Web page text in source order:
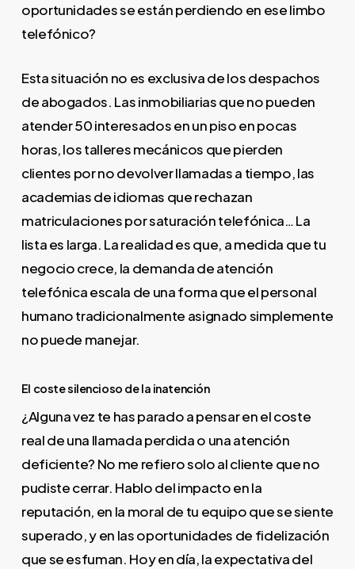
oportunidades se están perdiendo en ese limbo
telefónico?
Esta situación no es exclusiva de los despachos
de abogados. Las inmobiliarias que no pueden
atender 50 interesados en un piso en pocas
horas, los talleres mecánicos que pierden
clientes por no devolver llamadas a tiempo, las
academias de idiomas que rechazan
matriculaciones por saturación telefónica… La
lista es larga. La realidad es que, a medida que tu
negocio crece, la demanda de atención
telefónica escala de una forma que el personal
humano tradicionalmente asignado simplemente
no puede manejar.
El coste silencioso de la inatención
¿Alguna vez te has parado a pensar en el coste
real de una llamada perdida o una atención
deficiente? No me refiero solo al cliente que no
pudiste cerrar. Hablo del impacto en la
reputación, en la moral de tu equipo que se siente
superado, y en las oportunidades de fidelización
que se esfuman. Hoy en día, la expectativa del